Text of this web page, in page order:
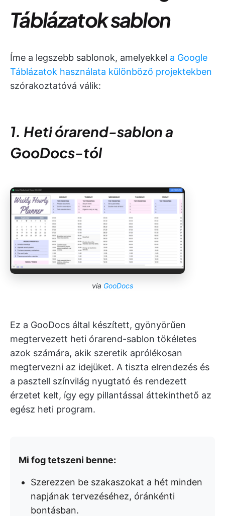
Táblázatok sablon
Íme a legszebb sablonok, amelyekkel a Google
Táblázatok használata különböző projektekben
szórakoztatóvá válik:
1. Heti órarend-sablon a
GooDocs-tól
via GooDocs
Ez a GooDocs által készített, gyönyörűen
megtervezett heti órarend-sablon tökéletes
azok számára, akik szeretik aprólékosan
megtervezni az idejüket. A tiszta elrendezés és
a pasztell színvilág nyugtató és rendezett
érzetet kelt, így egy pillantással áttekinthető az
egész heti program.
Mi fog tetszeni benne:
Szerezzen be szakaszokat a hét minden
napjának tervezéséhez, óránkénti
bontásban.